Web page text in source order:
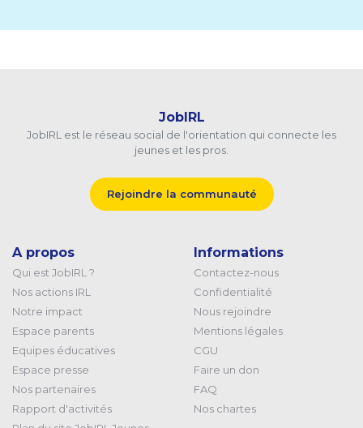
JobIRL
JobIRL est le réseau social de l'orientation qui connecte les
jeunes et les pros.
Rejoindre la communauté
A propos
Qui est JobIRL ?
Nos actions IRL
Notre impact
Espace parents
Equipes éducatives
Espace presse
Nos partenaires
Rapport d'activités
Informations
Contactez-nous
Confidentialité
Nous rejoindre
Mentions légales
CGU
Faire un don
FAQ
Nos chartes